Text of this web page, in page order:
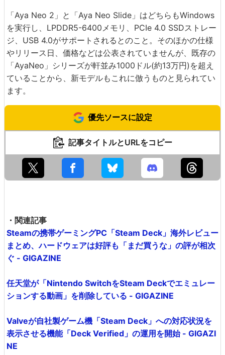
「Aya Neo 2」と「Aya Neo Slide」はどちらもWindows
を実行し、LPDDR5-6400メモリ、PCIe 4.0 SSDストレー
ジ、USB 4.0がサポートされるとのこと。そのほかの仕様
やリリース日、価格などは公表されていませんが、既存の
「AyaNeo」シリーズが軒並み1000ドル(約13万円)を超え
ていることから、新モデルもこれに倣うものと見られてい
ます。
優先ソースに設定
記事タイトルとURLをコピー
・関連記事
Steamの携帯ゲーミングPC「Steam Deck」海外レビュー
まとめ、ハードウェアは好評も「まだ買うな」の評が相次
ぐ - GIGAZINE
任天堂が「Nintendo SwitchをSteam Deckでエミュレー
ションする動画」を削除している - GIGAZINE
Valveが自社製ゲーム機「Steam Deck」への対応状況を
表示させる機能「Deck Verified」の運用を開始 - GIGAZI
NE